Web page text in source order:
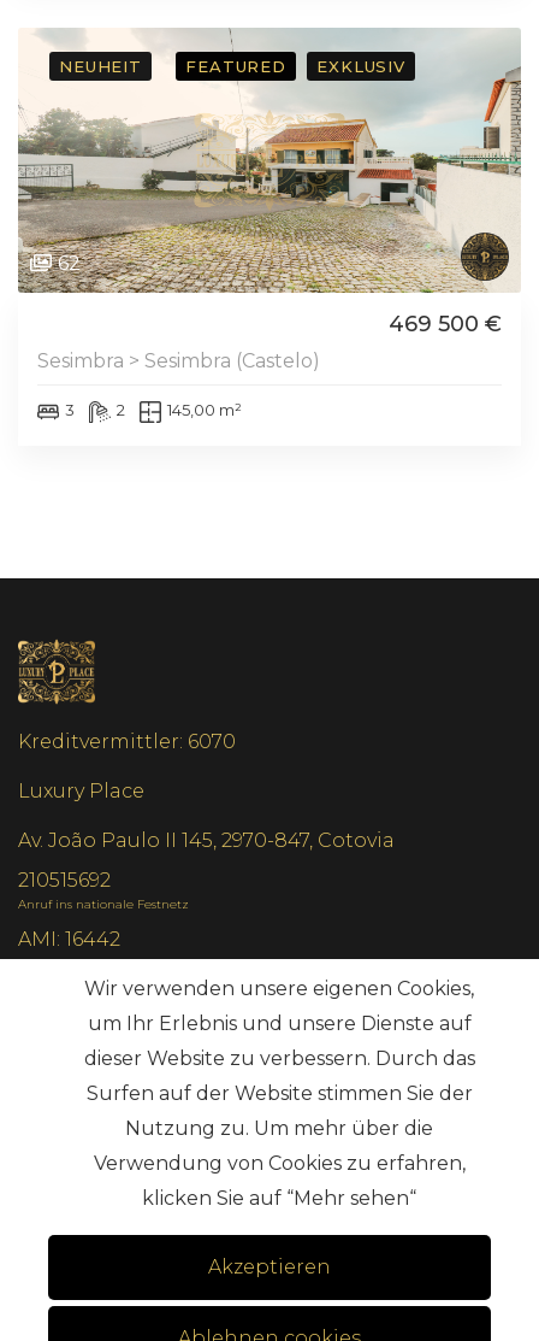
NEUHEIT FEATURED EXKLUSIV
62
469 500 €
Sesimbra > Sesimbra (Castelo)
3 2 145,00 m²
Kreditvermittler: 6070
Luxury Place
Av. João Paulo II 145, 2970-847, Cotovia
210515692
Anruf ins nationale Festnetz
AMI: 16442
Die häufigsten Suchanfragen
Abonnieren
Geschäftsbedingungen
Alternative Streitbeilegung
Wir verwenden unsere eigenen Cookies,
um Ihr Erlebnis und unsere Dienste auf
dieser Website zu verbessern. Durch das
Surfen auf der Website stimmen Sie der
Nutzung zu. Um mehr über die
Verwendung von Cookies zu erfahren,
klicken Sie auf “Mehr sehen“
Akzeptieren